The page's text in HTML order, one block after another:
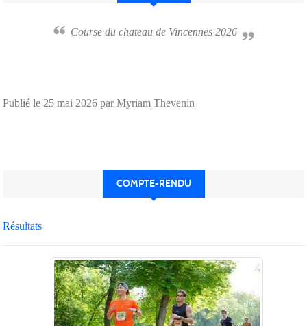
Course du chateau de Vincennes 2026
Publié le 25 mai 2026 par Myriam Thevenin
COMPTE-RENDU
Résultats